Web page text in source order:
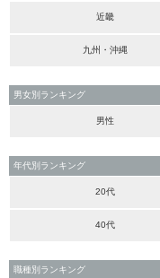
近畿
九州・沖縄
男女別ランキング
男性
年代別ランキング
20代
40代
職種別ランキング